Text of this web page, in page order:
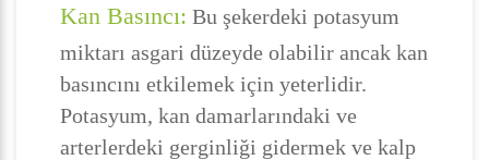
Kan Basıncı: Bu şekerdeki potasyum
miktarı asgari düzeyde olabilir ancak kan
basıncını etkilemek için yeterlidir.
Potasyum, kan damarlarındaki ve
arterlerdeki gerginliği gidermek ve kalp